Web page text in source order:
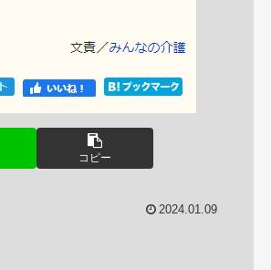
コピー
2024.01.09